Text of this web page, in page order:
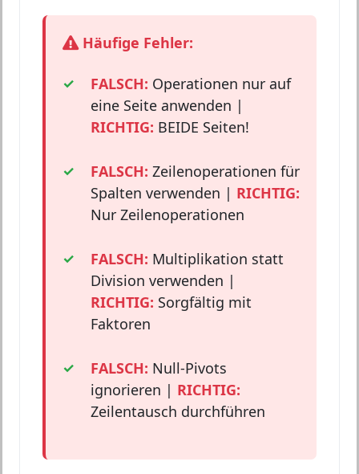
Häufige Fehler:
FALSCH: Operationen nur auf
eine Seite anwenden |
RICHTIG: BEIDE Seiten!
FALSCH: Zeilenoperationen für
Spalten verwenden | RICHTIG:
Nur Zeilenoperationen
FALSCH: Multiplikation statt
Division verwenden |
RICHTIG: Sorgfältig mit
Faktoren
FALSCH: Null-Pivots
ignorieren | RICHTIG:
Zeilentausch durchführen